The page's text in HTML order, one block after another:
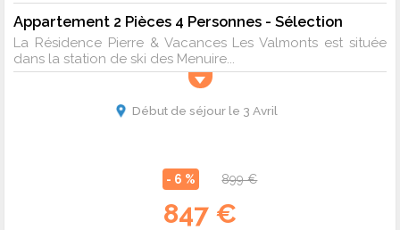
Appartement 2 Pièces 4 Personnes - Sélection
La Résidence Pierre & Vacances Les Valmonts est située
dans la station de ski des Menuire...
Début de séjour le 3 Avril
- 6 % 899 €
847 €